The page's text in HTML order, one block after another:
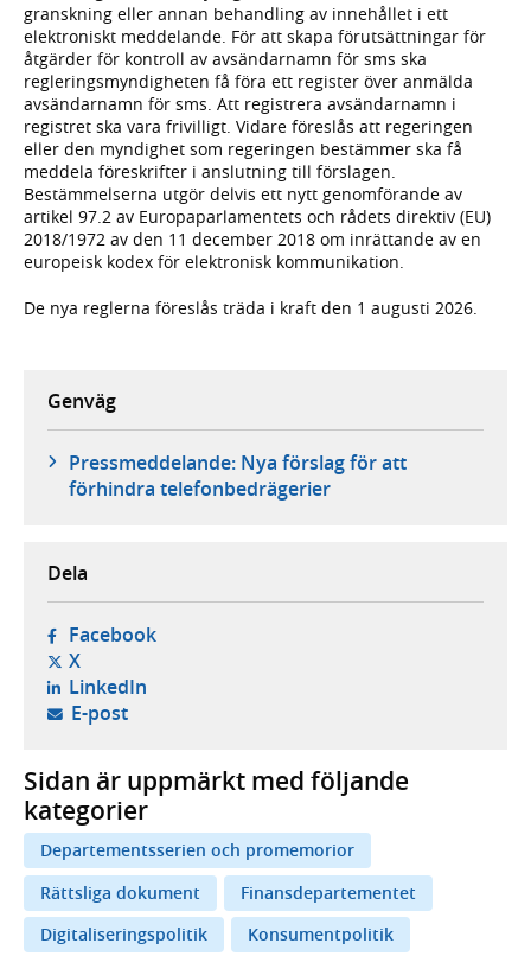
granskning eller annan behandling av innehållet i ett
elektroniskt meddelande. För att skapa förutsättningar för
åtgärder för kontroll av avsändarnamn för sms ska
regleringsmyndigheten få föra ett register över anmälda
avsändarnamn för sms. Att registrera avsändarnamn i
registret ska vara frivilligt. Vidare föreslås att regeringen
eller den myndighet som regeringen bestämmer ska få
meddela föreskrifter i anslutning till förslagen.
Bestämmelserna utgör delvis ett nytt genomförande av
artikel 97.2 av Europaparlamentets och rådets direktiv (EU)
2018/1972 av den 11 december 2018 om inrättande av en
europeisk kodex för elektronisk kommunikation.
De nya reglerna föreslås träda i kraft den 1 augusti 2026.
Genväg
Pressmeddelande: Nya förslag för att
förhindra telefonbedrägerier
Dela
Facebook- öppnas i ny flik, extern webbplats,
X- öppnas i ny flik, extern webbplats,
LinkedIn- öppnas i ny flik, extern webbplats,
E-post- öppnar din e-postklient,
Sidan är uppmärkt med följande
kategorier
Departementsserien och promemorior
Rättsliga dokument
Finansdepartementet
Digitaliseringspolitik
Konsumentpolitik